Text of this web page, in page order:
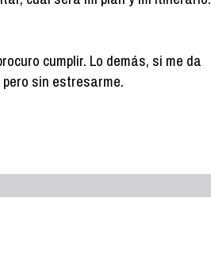
cumplir. Lo demás, si me da
sin estresarme.